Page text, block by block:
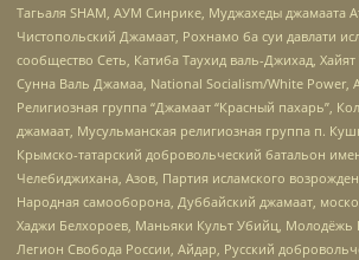
Тагьаля SHAM, АУМ Синрике, Муджахеды джамаата
Чистопольский Джамаат, Рохнамо ба суи давлати
сообщество Сеть, Катиба Таухид валь-Джихад,
Сунна Валь Джамаа, National Socialism/White Power,
Религиозная группа “Джамаат “Красный пахарь”,
джамаат, Мусульманская религиозная группа п.
Крымско-татарский добровольческий батальон
Челебиджихана, Азов, Партия исламского
Народная самооборона, Дуббайский джамаат,
Хаджи Белхороев, Маньяки Культ Убийц, Молодёжь
Легион Свобода России, Айдар, Русский